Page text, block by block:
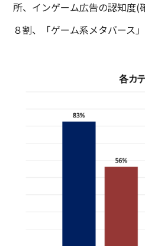
所、インゲーム広告の認知度(
８割、「ゲーム系メタバース